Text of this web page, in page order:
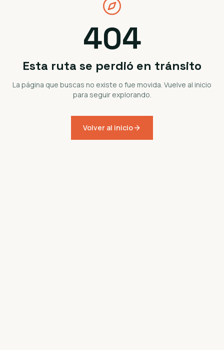
404
Esta ruta se perdió en tránsito
La página que buscas no existe o fue movida. Vuelve al inicio
para seguir explorando.
Volver al inicio